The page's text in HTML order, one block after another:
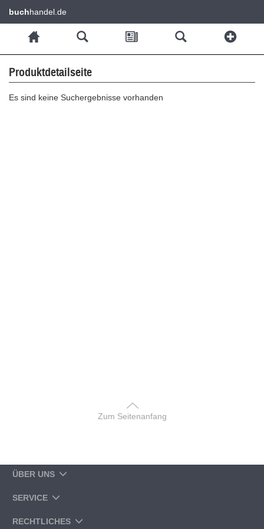
buchhandel.de
Produktdetailseite
Es sind keine Suchergebnisse vorhanden
Zum Seitenanfang
ÜBER UNS
SERVICE
RECHTLICHES